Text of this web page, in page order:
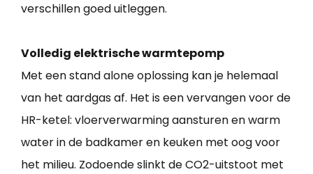
verschillen goed uitleggen.
Volledig elektrische warmtepomp
Met een stand alone oplossing kan je helemaal
van het aardgas af. Het is een vervangen voor de
HR-ketel: vloerverwarming aansturen en warm
water in de badkamer en keuken met oog voor
het milieu. Zodoende slinkt de CO2-uitstoot met